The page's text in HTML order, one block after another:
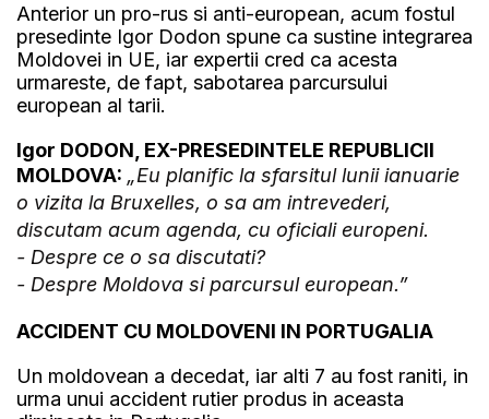
Anterior un pro-rus si anti-european, acum fostul
presedinte Igor Dodon spune ca sustine integrarea
Moldovei in UE, iar expertii cred ca acesta
urmareste, de fapt, sabotarea parcursului
european al tarii.
Igor DODON, EX-PRESEDINTELE REPUBLICII
MOLDOVA: „Eu planific la sfarsitul lunii ianuarie
o vizita la Bruxelles, o sa am intrevederi,
discutam acum agenda, cu oficiali europeni.
- Despre ce o sa discutati?
- Despre Moldova si parcursul european.”
ACCIDENT CU MOLDOVENI IN PORTUGALIA
Un moldovean a decedat, iar alti 7 au fost raniti, in
urma unui accident rutier produs in aceasta